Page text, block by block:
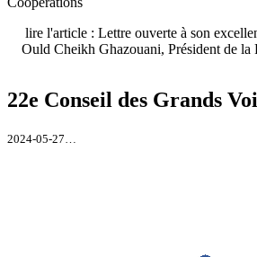
lire l'article : Lettre ouverte à son
Ould Cheikh Ghazouani, Président de la
22e Conseil des Grands
2024-05-27…